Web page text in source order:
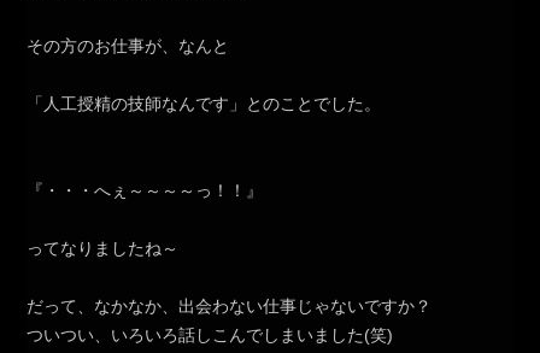
その方のお仕事が、なんと
「人工授精の技師なんです」とのことでした。
『・・・へぇ～～～～っ！！』
ってなりましたね～
だって、なかなか、出会わない仕事じゃないですか？
ついつい、いろいろ話しこんでしまいました(笑)